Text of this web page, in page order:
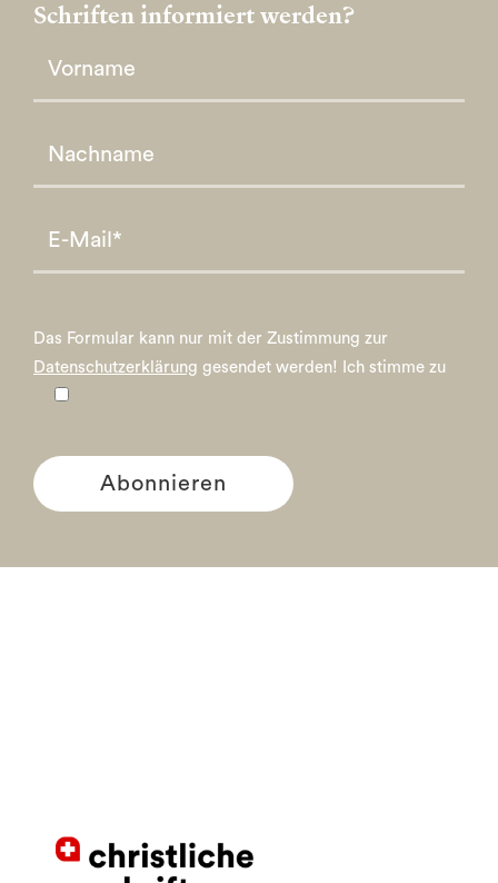
Schriften informiert werden?
Das Formular kann nur mit der Zustimmung zur
Datenschutzerklärung gesendet werden! Ich stimme zu